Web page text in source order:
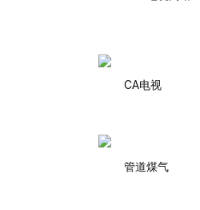
CA电视
管道煤气